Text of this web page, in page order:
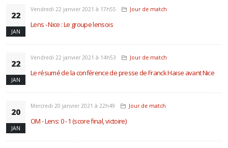
22
JAN
Vendredi 22 janvier 2021 à 17h55 Jour de match
Lens - Nice : Le groupe lensois
22
JAN
Vendredi 22 janvier 2021 à 14h53 Jour de match
Le résumé de la conférence de presse de Franck Haise avant Nice
20
JAN
Mercredi 20 janvier 2021 à 22h49 Jour de match
OM - Lens: 0 - 1 (score final, victoire)